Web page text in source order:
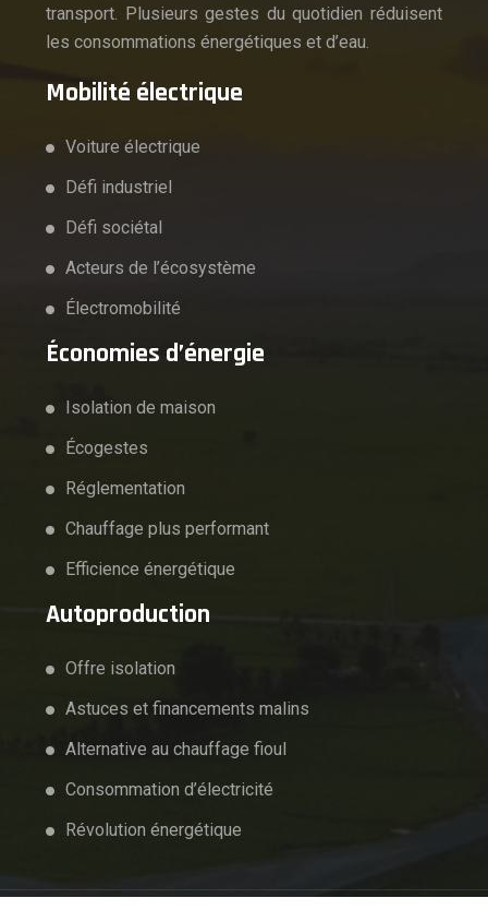
transport. Plusieurs gestes du quotidien réduisent
les consommations énergétiques et d’eau.
Mobilité électrique
Voiture électrique
Défi industriel
Défi sociétal
Acteurs de l’écosystème
Électromobilité
Économies d’énergie
Isolation de maison
Écogestes
Réglementation
Chauffage plus performant
Efficience énergétique
Autoproduction
Offre isolation
Astuces et financements malins
Alternative au chauffage fioul
Consommation d’électricité
Révolution énergétique